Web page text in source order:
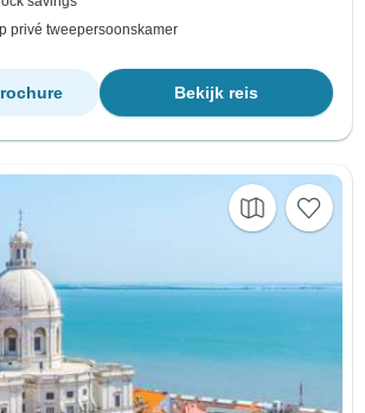
privé tweepersoonskamer
Bekijk reis